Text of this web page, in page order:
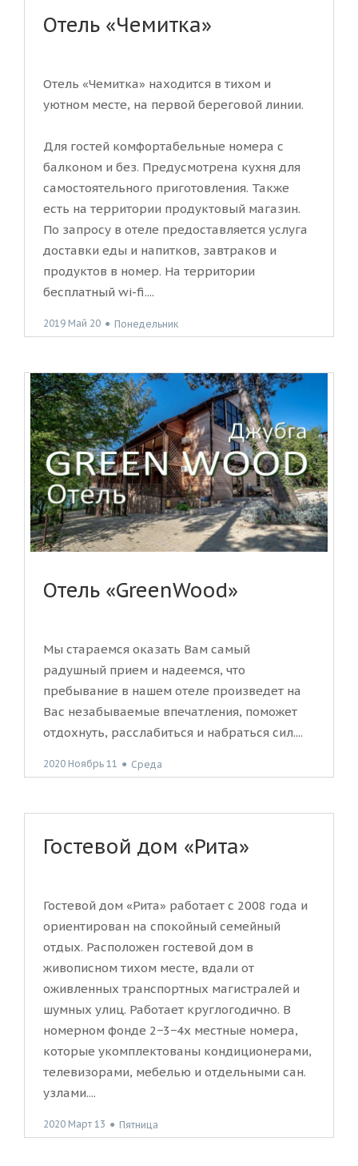
Отель «Чемитка»
Отель «Чемитка» находится в тихом и
уютном месте, на первой береговой линии.
Для гостей комфортабельные номера с
балконом и без. Предусмотрена кухня для
самостоятельного приготовления. Также
есть на территории продуктовый магазин.
По запросу в отеле предоставляется услуга
доставки еды и напитков, завтраков и
продуктов в номер. На территории
бесплатный wi-fi....
2019 Май 20 ● Понедельник
Отель «GreenWood»
Мы стараемся оказать Вам самый
радушный прием и надеемся, что
пребывание в нашем отеле произведет на
Вас незабываемые впечатления, поможет
отдохнуть, расслабиться и набраться сил....
2020 Ноябрь 11 ● Среда
Гостевой дом «Рита»
Гостевой дом «Рита» работает с 2008 года и
ориентирован на спокойный семейный
отдых. Расположен гостевой дом в
живописном тихом месте, вдали от
оживленных транспортных магистралей и
шумных улиц. Работает круглогодично. В
номерном фонде 2−3−4х местные номера,
которые укомплектованы кондиционерами,
телевизорами, мебелью и отдельными сан.
узлами....
2020 Март 13 ● Пятница